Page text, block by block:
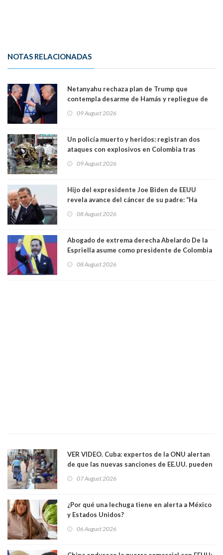
NOTAS RELACIONADAS
Netanyahu rechaza plan de Trump que
contempla desarme de Hamás y repliegue de
09 August 2026
Un policía muerto y heridos: registran dos
ataques con explosivos en Colombia tras
09 August 2026
Hijo del expresidente Joe Biden de EEUU
revela avance del cáncer de su padre: “Ha
08 August 2026
Abogado de extrema derecha Abelardo De la
Espriella asume como presidente de Colombia
08 August 2026
VER VIDEO. Cuba: expertos de la ONU alertan
de que las nuevas sanciones de EE.UU. pueden
07 August 2026
¿Por qué una lechuga tiene en alerta a México
y Estados Unidos?
06 August 2026